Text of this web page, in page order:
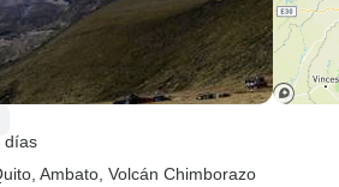
días
, Ambato , Volcán Chimborazo